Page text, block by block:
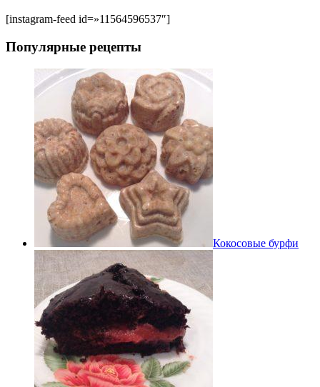
[instagram-feed id=»11564596537″]
Популярные рецепты
Кокосовые бурфи